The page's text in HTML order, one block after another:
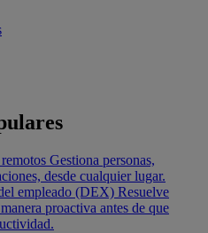
Gestiona personas,
desde cualquier lugar.
empleado (DEX) Resuelve
proactiva antes de que